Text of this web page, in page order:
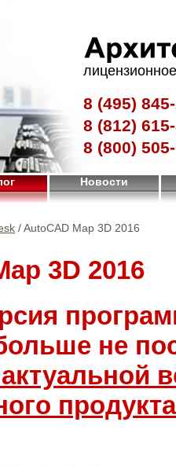
8 (495)
8 (812)
8 (800)
Новости
/ AutoCAD Map 3D 2016
3D 2016
не